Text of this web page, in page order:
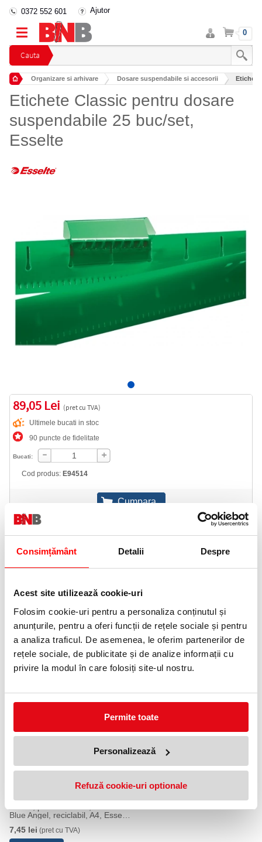
Consimțământ Detalii Despre
Acest site utilizează cookie-uri
Folosim cookie-uri pentru a personaliza conținutul și
anunțurile, pentru a oferi funcții de rețele sociale și pentru
a analiza traficul. De asemenea, le oferim partenerilor de
rețele sociale, de publicitate și de analize informații cu
privire la modul în care folosiți site-ul nostru.
Permite toate
Personalizează
Refuză cookie-uri optionale
Cauta
0372 552 601 Ajutor
Intra
in
cont
Cos 0
Organizare si arhivare Dosare suspendabile si accesorii Etichete
Etichete Classic pentru dosare
suspendabile 25 buc/set,
Esselte
89,05 Lei (pret cu TVA)
Ultimele bucati in stoc
90 puncte de fidelitate
Bucati:
Cod produs: E94514
Telefon:
Dimensiune: 80 mm.
Ambalare: 25/set.
Suport din plastic pentru etichete pentru toata gama de dosare
suspendabile Pendaflex.
Exceptie Ready Tab, care este dotat standard cu suport pentru
etichete.
Dosar suspendabil Classic,
Blue Angel, reciclabil, A4, Esselte
7,45 lei (pret cu TVA)